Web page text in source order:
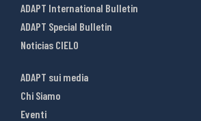
ADAPT International Bulletin
ADAPT Special Bulletin
Noticias CIELO
ADAPT sui media
Chi Siamo
Eventi